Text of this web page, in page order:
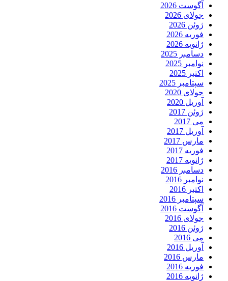
آگوست 2026
جولای 2026
ژوئن 2026
فوریه 2026
ژانویه 2026
دسامبر 2025
نوامبر 2025
اکتبر 2025
سپتامبر 2025
جولای 2020
آوریل 2020
ژوئن 2017
می 2017
آوریل 2017
مارس 2017
فوریه 2017
ژانویه 2017
دسامبر 2016
نوامبر 2016
اکتبر 2016
سپتامبر 2016
آگوست 2016
جولای 2016
ژوئن 2016
می 2016
آوریل 2016
مارس 2016
فوریه 2016
ژانویه 2016